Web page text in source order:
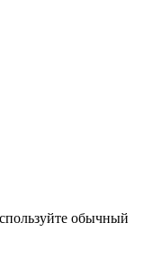
обычный